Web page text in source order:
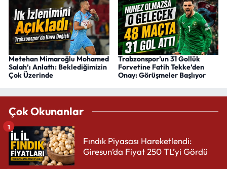
Metehan Mimaroğlu Mohamed
Salah’ı Anlattı: Beklediğimizin
Çok Üzerinde
Trabzonspor’un 31 Gollük
Forvetine Fatih Tekke’den
Onay: Görüşmeler Başlıyor
Çok Okunanlar
Fındık Piyasası Hareketlendi:
Giresun’da Fiyat 250 TL’yi Gördü
1